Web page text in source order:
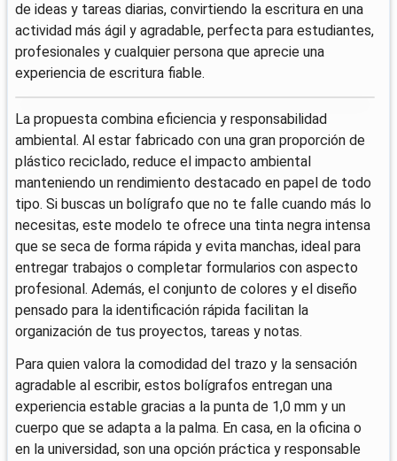
de ideas y tareas diarias, convirtiendo la escritura en una
actividad más ágil y agradable, perfecta para estudiantes,
profesionales y cualquier persona que aprecie una
experiencia de escritura fiable.
La propuesta combina eficiencia y responsabilidad
ambiental. Al estar fabricado con una gran proporción de
plástico reciclado, reduce el impacto ambiental
manteniendo un rendimiento destacado en papel de todo
tipo. Si buscas un bolígrafo que no te falle cuando más lo
necesitas, este modelo te ofrece una tinta negra intensa
que se seca de forma rápida y evita manchas, ideal para
entregar trabajos o completar formularios con aspecto
profesional. Además, el conjunto de colores y el diseño
pensado para la identificación rápida facilitan la
organización de tus proyectos, tareas y notas.
Para quien valora la comodidad del trazo y la sensación
agradable al escribir, estos bolígrafos entregan una
experiencia estable gracias a la punta de 1,0 mm y un
cuerpo que se adapta a la palma. En casa, en la oficina o
en la universidad, son una opción práctica y responsable